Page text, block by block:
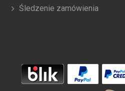
Śledzenie zamówienia